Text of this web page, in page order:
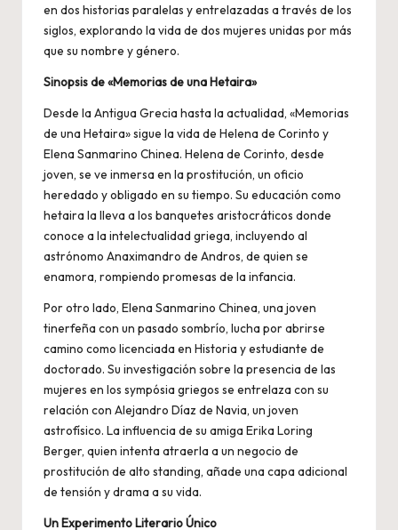
en dos historias paralelas y entrelazadas a través de los
siglos, explorando la vida de dos mujeres unidas por más
que su nombre y género.
Sinopsis de «Memorias de una Hetaira»
Desde la Antigua Grecia hasta la actualidad, «Memorias
de una Hetaira» sigue la vida de Helena de Corinto y
Elena Sanmarino Chinea. Helena de Corinto, desde
joven, se ve inmersa en la prostitución, un oficio
heredado y obligado en su tiempo. Su educación como
hetaira la lleva a los banquetes aristocráticos donde
conoce a la intelectualidad griega, incluyendo al
astrónomo Anaximandro de Andros, de quien se
enamora, rompiendo promesas de la infancia.
Por otro lado, Elena Sanmarino Chinea, una joven
tinerfeña con un pasado sombrío, lucha por abrirse
camino como licenciada en Historia y estudiante de
doctorado. Su investigación sobre la presencia de las
mujeres en los sympósia griegos se entrelaza con su
relación con Alejandro Díaz de Navia, un joven
astrofísico. La influencia de su amiga Erika Loring
Berger, quien intenta atraerla a un negocio de
prostitución de alto standing, añade una capa adicional
de tensión y drama a su vida.
Un Experimento Literario Único